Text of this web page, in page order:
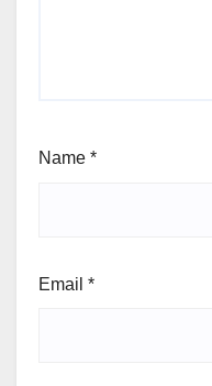
Name *
Email *